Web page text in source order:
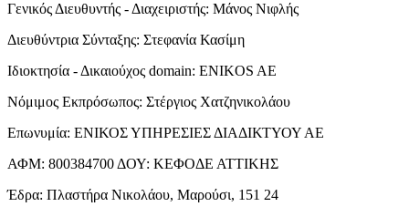
Γενικός Διευθυντής - Διαχειριστής: Μάνος Νιφλής
Διευθύντρια Σύνταξης: Στεφανία Κασίμη
Ιδιοκτησία - Δικαιούχος domain: ENIKOS AE
Νόμιμος Εκπρόσωπος: Στέργιος Χατζηνικολάου
Επωνυμία: ΕΝΙΚΟΣ ΥΠΗΡΕΣΙΕΣ ΔΙΑΔΙΚΤΥΟΥ ΑΕ
ΑΦΜ: 800384700 ΔΟΥ: ΚΕΦΟΔΕ ΑΤΤΙΚΗΣ
Έδρα: Πλαστήρα Νικολάου, Μαρούσι, 151 24